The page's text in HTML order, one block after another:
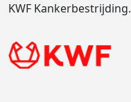
KWF Kankerbestrijding.